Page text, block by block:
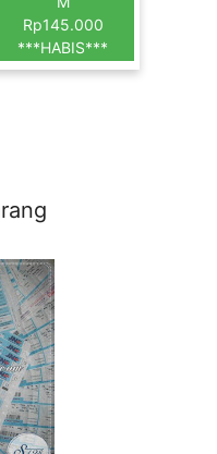
Rp145.000
***HABIS***